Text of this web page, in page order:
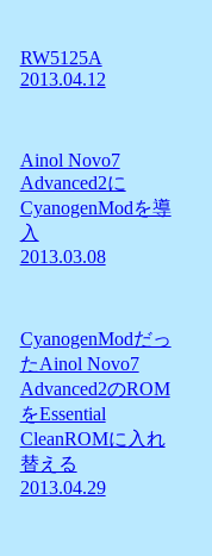
RW5125A
2013.04.12
Ainol Novo7
Advanced2に
CyanogenModを導
入
2013.03.08
CyanogenModだっ
たAinol Novo7
Advanced2のROM
をEssential
CleanROMに入れ
替える
2013.04.29